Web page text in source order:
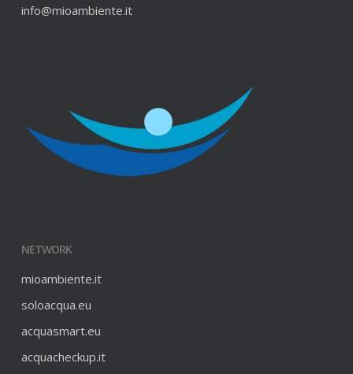
info@mioambiente.it
NETWORK
mioambiente.it
soloacqua.eu
acquasmart.eu
acquacheckup.it